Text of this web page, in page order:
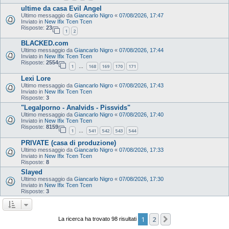
ultime da casa Evil Angel
Ultimo messaggio da Giancarlo Nigro « 07/08/2026, 17:47
Inviato in New Ifix Tcen Tcen
Risposte: 23
1 2
BLACKED.com
Ultimo messaggio da Giancarlo Nigro « 07/08/2026, 17:44
Inviato in New Ifix Tcen Tcen
Risposte: 2554
1 … 168 169 170 171
Lexi Lore
Ultimo messaggio da Giancarlo Nigro « 07/08/2026, 17:43
Inviato in New Ifix Tcen Tcen
Risposte: 3
"Legalporno - Analvids - Pissvids"
Ultimo messaggio da Giancarlo Nigro « 07/08/2026, 17:40
Inviato in New Ifix Tcen Tcen
Risposte: 8159
1 … 541 542 543 544
PRIVATE (casa di produzione)
Ultimo messaggio da Giancarlo Nigro « 07/08/2026, 17:33
Inviato in New Ifix Tcen Tcen
Risposte: 8
Slayed
Ultimo messaggio da Giancarlo Nigro « 07/08/2026, 17:30
Inviato in New Ifix Tcen Tcen
Risposte: 3
La ricerca ha trovato 98 risultati 1 2